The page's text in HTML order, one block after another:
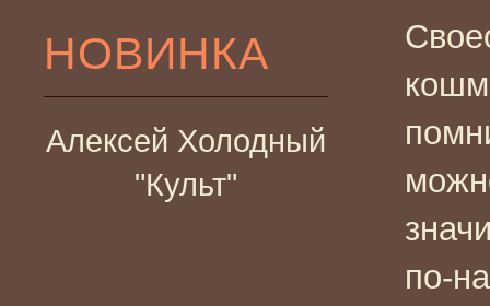
НОВИНКА
Алексей Холодный
"Культ"
по-